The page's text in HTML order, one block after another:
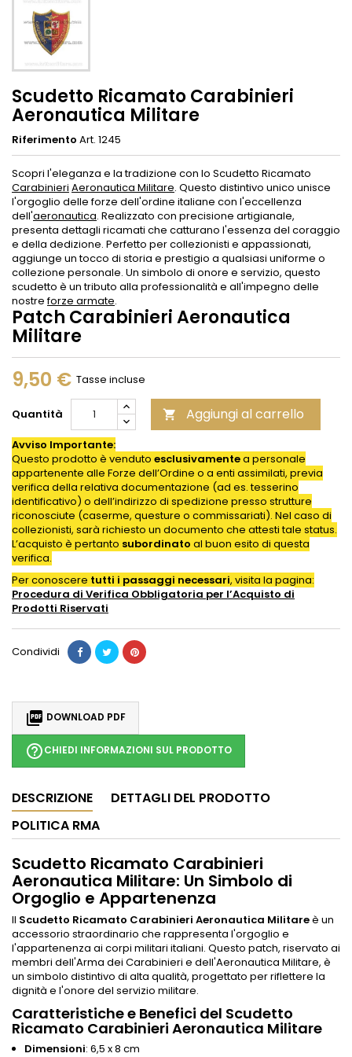
Scudetto Ricamato Carabinieri
Aeronautica Militare
Riferimento Art. 1245
Scopri l'eleganza e la tradizione con lo Scudetto Ricamato
Carabinieri Aeronautica Militare. Questo distintivo unico unisce
l'orgoglio delle forze dell'ordine italiane con l'eccellenza
dell'aeronautica. Realizzato con precisione artigianale,
presenta dettagli ricamati che catturano l'essenza del coraggio
e della dedizione. Perfetto per collezionisti e appassionati,
aggiunge un tocco di storia e prestigio a qualsiasi uniforme o
collezione personale. Un simbolo di onore e servizio, questo
scudetto è un tributo alla professionalità e all'impegno delle
nostreforze armate.
Patch Carabinieri Aeronautica
Militare
9,50 € Tasse incluse
Quantità  Aggiungi al carrello
Avviso Importante:
Questo prodotto è venduto esclusivamentea personale
appartenente alle Forze dell’Ordine o a enti assimilati, previa
verifica della relativa documentazione (ad es. tesserino
identificativo) o dell’indirizzo di spedizione presso strutture
riconosciute (caserme, questure o commissariati). Nel caso di
collezionisti, sarà richiesto un documento che attesti tale status.
L’acquisto è pertanto subordinato al buon esito di questa
verifica.
Per conoscere tutti i passaggi necessari, visita la pagina:
Procedura di Verifica Obbligatoria per l’Acquisto di
Prodotti Riservati
Condividi
 DOWNLOAD PDF
help_outlineCHIEDI INFORMAZIONI SUL PRODOTTO
DESCRIZIONE
DETTAGLI DEL PRODOTTO
POLITICA RMA
Scudetto Ricamato Carabinieri
Aeronautica Militare: Un Simbolo di
Orgoglio e Appartenenza
Il Scudetto Ricamato Carabinieri Aeronautica Militareè un
accessorio straordinario che rappresenta l'orgoglio e
l'appartenenza ai corpi militari italiani. Questo patch, riservato ai
membri dell'Arma dei Carabinieri e dell'Aeronautica Militare, è
un simbolo distintivo di alta qualità, progettato per riflettere la
dignità e l'onore del servizio militare.
Caratteristiche e Benefici del Scudetto
Ricamato Carabinieri Aeronautica Militare
Dimensioni: 6,5 x 8 cm